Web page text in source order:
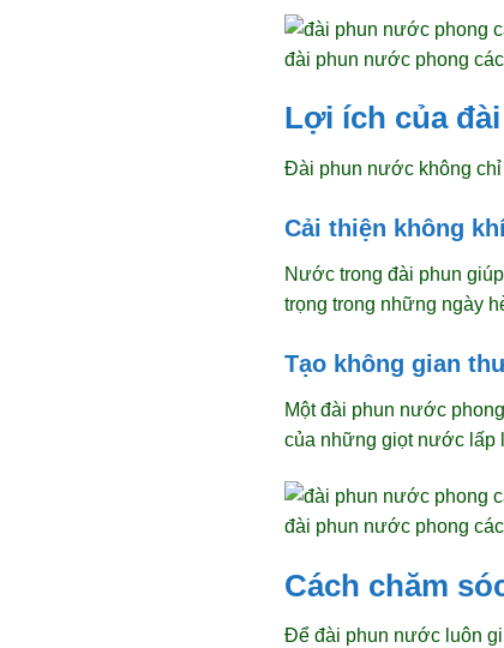
đài phun nước phong
Lợi ích của
Đài phun nước không
Cải thiện không
Nước trong đài phun
trọng trong những ngày
Tạo không gian
Một đài phun nước
của những giọt nước lấp
đài phun nước phong
Cách chăm
Để đài phun nước luôn